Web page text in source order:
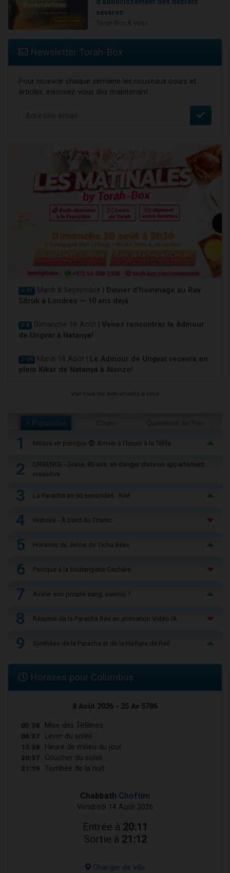
d'adoucissement des décrets
sévères
Newsletter Torah-Box
Pour recevoir chaque semaine les nouveaux cours et
articles, inscrivez-vous dès maintenant :
J-31 Mardi 8 Septembre |
Dinner d'hommage au Rav
Sitruk à Londres — 10 ans déjà
J-8 Dimanche 16 Août | Venez rencontrer le Admour
de Ungvar à Natanya!
J-10 Mardi 18 Août |
Le Admour de Ungvar recevra en
plein Kikar de Natanya à Alonzo!
Voir tous les événements à venir
+ Populaires
1 Mitsva en panique 😨 Arriver à l'heure à la Téfila
2
URGENCE - Diane, 80 ans, en danger dans un appartement
insalubre
3 La Paracha en 60 secondes : Réé
4 Histoire - À bord du Titanic
5 Horaires du Jeûne de Ticha Béav
6 Panique à la boulangerie Cachère
7 Avaler son propre sang, permis ?
8 Résumé de la Paracha Réé en animation Vidéo IA
9 Synthèse de la Paracha et de la Haftara de Reé
Horaires pour Columbus
8 Août 2026 - 25 Av 5786
05:38 Mise des Téfilines
06:37 Lever du soleil
13:38 Heure de milieu du jour
20:37 Coucher du soleil
21:19 Tombée de la nuit
Chabbath Choftim
Vendredi 14 Août 2026
Entrée à 20:11
Sortie à 21:12
Changer de ville